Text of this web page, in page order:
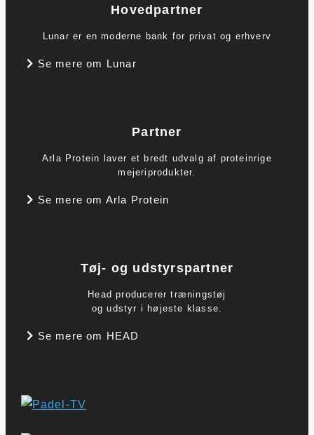
Hovedpartner
Lunar er en moderne bank for privat og erhverv
Se mere om Lunar
Partner
Arla Protein laver et bredt udvalg af proteinrige
mejeriprodukter.
Se mere om Arla Protein
Tøj- og udstyrspartner
Head producerer træningstøj
og udstyr i højeste klasse.
Se mere om HEAD